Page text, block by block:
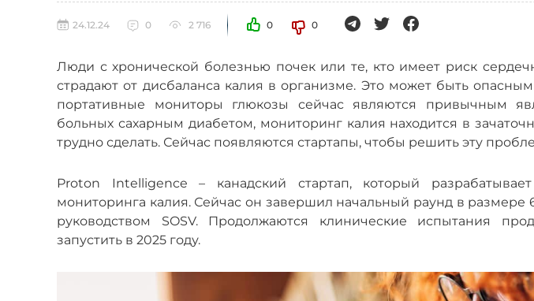
24.12.24 0 2 716 0 0
Люди с хронической болезнью почек или те, кто имеет риск
страдают от дисбаланса калия в организме. Это может быть
портативные мониторы глюкозы сейчас являются привычным
больных сахарным диабетом, мониторинг калия находится в
трудно сделать. Сейчас появляются стартапы, чтобы решить эту
Proton Intelligence– канадский стартап, который
мониторинга калия. Сейчас он завершил начальный раунд в размере
руководством SOSV. Продолжаются клинические испытания
запустить в 2025 году.